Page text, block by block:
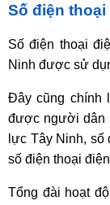
Số điện
Số điện thoại
Ninh được sử
Đây cũng chính
được người dân
lực Tây Ninh,
số điện thoại
Tổng đài hoạt